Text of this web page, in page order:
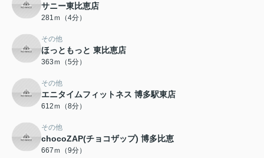
サニー東比恵店
281ｍ（4分）
その他
ほっともっと 東比恵店
363ｍ（5分）
その他
エニタイムフィットネス 博多駅東店
612ｍ（8分）
その他
chocoZAP(チョコザップ) 博多比恵
667ｍ（9分）